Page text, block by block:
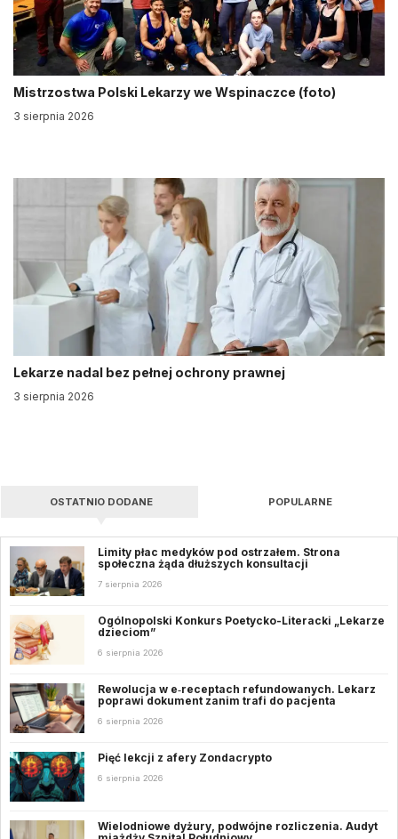
Mistrzostwa Polski Lekarzy we Wspinaczce (foto)
3 sierpnia 2026
Lekarze nadal bez pełnej ochrony prawnej
3 sierpnia 2026
OSTATNIO DODANE POPULARNE
Limity płac medyków pod ostrzałem. Strona
społeczna żąda dłuższych konsultacji
7 sierpnia 2026
Ogólnopolski Konkurs Poetycko-Literacki „Lekarze
dzieciom”
6 sierpnia 2026
Rewolucja w e‑receptach refundowanych. Lekarz
poprawi dokument zanim trafi do pacjenta
6 sierpnia 2026
Pięć lekcji z afery Zondacrypto
6 sierpnia 2026
Wielodniowe dyżury, podwójne rozliczenia. Audyt